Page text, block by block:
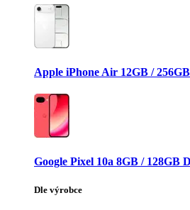
Apple iPhone Air 12GB /
Google Pixel 10a 8GB / 128GB
Dle výrobce